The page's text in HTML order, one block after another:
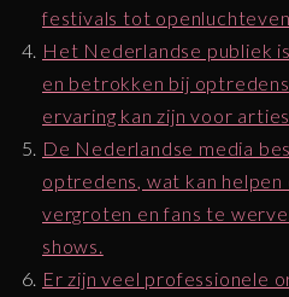
festivals tot
Het Nederlandse publiek
en betrokken bij
ervaring kan zijn voor
De Nederlandse media
optredens, wat kan
vergroten en fans te
shows.
Er zijn veel professionele